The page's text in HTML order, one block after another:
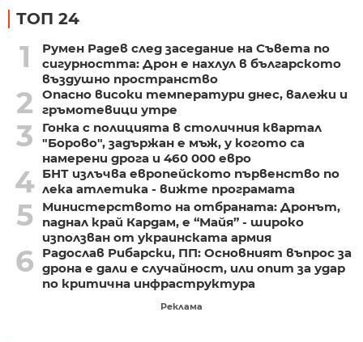
ТОП 24
1
Румен Радев след заседание на Съвета по
сигурността: Дрон е нахлул в българското
въздушно пространство
2
Опасно високи температури днес, валежи и
гръмотевици утре
3
Гонка с полицията в столичния квартал
"Борово", задържан е мъж, у когото са
намерени дрога и 460 000 евро
4 БНТ излъчва европейското първенство по
лека атлетика - вижте програмата
5
Министерството на отбраната: Дронът,
паднал край Кардам, е “Майя” - широко
използван от украинската армия
6
Радослав Рибарски, ПП: Основният въпрос за
дрона е дали е случайност, или опит за удар
по критична инфраструктура
Реклама